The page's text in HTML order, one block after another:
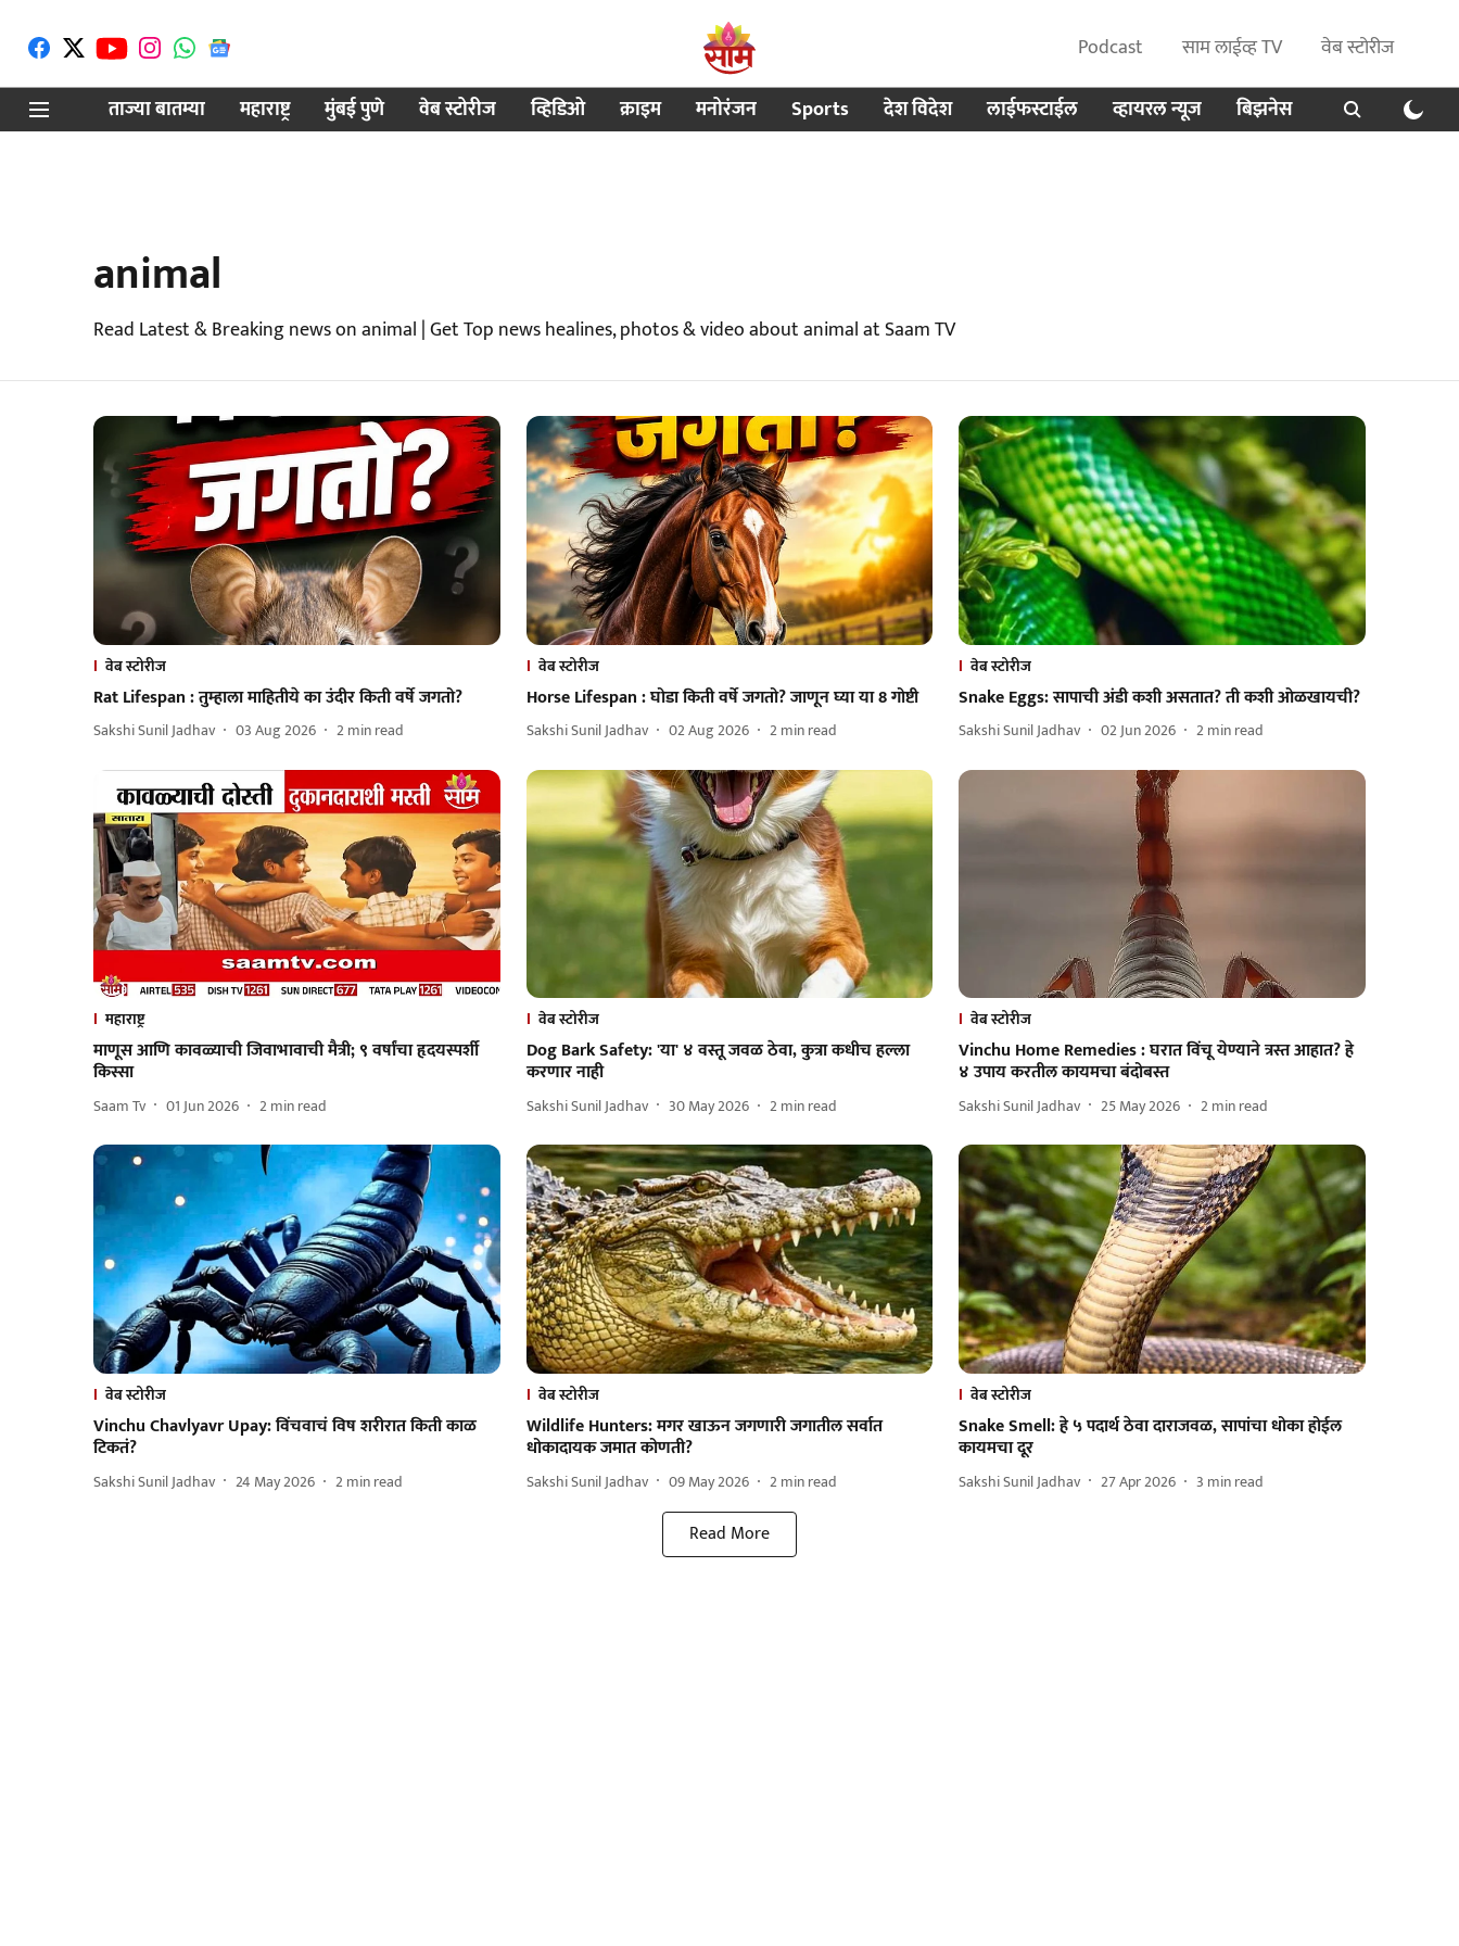
Podcast साम लाईव्ह TV
वेब स्टोरीज
ताज्या बातम्या
महाराष्ट्र मुंबई पुणे वेब स्टोरीज व्हिडिओ क्राइम मनोरंजन Sports देश विदेश लाईफस्टाईल व्हायरल न्यूज बिझनेस
animal
Read Latest & Breaking news on animal | Get Top news healines, photos & video about animal at Saam TV
वेब स्टोरीज
Rat Lifespan : तुम्हाला माहितीये का उंदीर किती वर्षे जगतो?
Sakshi Sunil Jadhav 03 Aug 2026 2min read
वेब स्टोरीज
Horse Lifespan : घोडा किती वर्षे जगतो? जाणून घ्या या 8 गोष्टी
Sakshi Sunil Jadhav 02 Aug 2026 2min read
वेब स्टोरीज
Snake Eggs: सापाची अंडी कशी असतात? ती कशी ओळखायची?
Sakshi Sunil Jadhav 02 Jun 2026 2min read
महाराष्ट्र
माणूस आणि कावळ्याची जिवाभावाची मैत्री; ९ वर्षांचा हृदयस्पर्शी
किस्सा
Saam Tv 01 Jun 2026 2min read
वेब स्टोरीज
Dog Bark Safety: 'या' ४ वस्तू जवळ ठेवा, कुत्रा कधीच हल्ला
करणार नाही
Sakshi Sunil Jadhav 30 May 2026 2min read
वेब स्टोरीज
Vinchu Home Remedies : घरात विंचू येण्याने त्रस्त आहात? हे
४ उपाय करतील कायमचा बंदोबस्त
Sakshi Sunil Jadhav 25 May 2026 2min read
वेब स्टोरीज
Vinchu Chavlyavr Upay: विंचवाचं विष शरीरात किती काळ
टिकतं?
Sakshi Sunil Jadhav 24 May 2026 2min read
वेब स्टोरीज
Wildlife Hunters: मगर खाऊन जगणारी जगातील सर्वात
धोकादायक जमात कोणती?
Sakshi Sunil Jadhav 09 May 2026 2min read
वेब स्टोरीज
Snake Smell: हे ५ पदार्थ ठेवा दाराजवळ, सापांचा धोका होईल
कायमचा दूर
Sakshi Sunil Jadhav 27 Apr 2026 3 min read
Read More